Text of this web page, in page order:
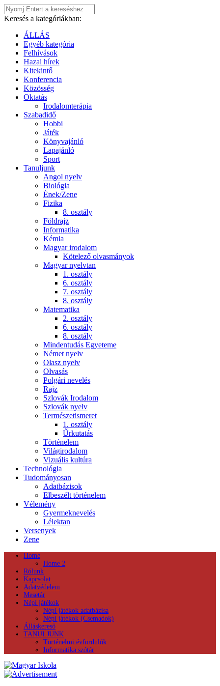
Keresés a kategóriákban:
ÁLLÁS
Egyéb kategória
Felhívások
Hazai hírek
Kitekintő
Konferencia
Közösség
Oktatás
Irodalomterápia
Szabadidő
Hobbi
Játék
Könyvajánló
Lapajánló
Sport
Tanuljunk
Angol nyelv
Biológia
Ének/Zene
Fizika
8. osztály
Földrajz
Informatika
Kémia
Magyar irodalom
Kötelező olvasmányok
Magyar nyelvtan
1. osztály
6. osztály
7. osztály
8. osztály
Matematika
2. osztály
6. osztály
8. osztály
Mindentudás Egyeteme
Német nyelv
Olasz nyelv
Olvasás
Polgári nevelés
Rajz
Szlovák Irodalom
Szlovák nyelv
Természetismeret
1. osztály
Űrkutatás
Történelem
Világirodalom
Vizuális kultúra
Technológia
Tudományosan
Adatbázisok
Elbeszélt történelem
Vélemény
Gyermeknevelés
Lélektan
Versenyek
Zene
Home
Home 2
Rólunk
Kapcsolat
Adatvédelem
Mesetár
Népi játékok
Népi játékok adatbázisa
Népi játékok (Csemadok)
Álláskereső
TANULJUNK
Történelmi évfordulók
Informatika szótár